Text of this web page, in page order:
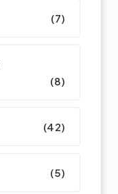
(7)
(8)
(42)
(5)